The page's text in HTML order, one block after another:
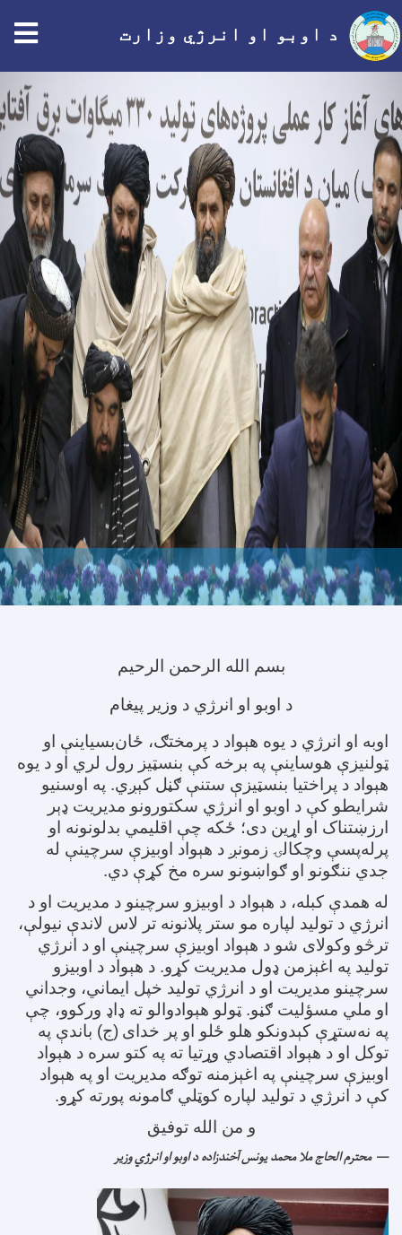
منځپانګه
دانګل
د اوبو او انرژي وزارت
بسم الله الرحمن الرحیم
د اوبو او انرژي د وزیر پیغام
اوبه او انرژي د یوه هېواد د پرمختګ، ځان‌بسیاینې او
ټولنیزې هوساینې په برخه کې بنسټیز رول لري او د یوه
هېواد د پراختیا بنسټیزې ستنې ګڼل کېږي. په اوسنیو
شرایطو کې د اوبو او انرژي سکتورونو مدیریت ډېر
ارزښتناک او اړین دی؛ ځکه چې اقلیمي بدلونونه او
پرله‌پسې وچکالۍ زمونږ د هېواد اوبیزې سرچینې له
جدي ننګونو او ګواښونو سره مخ کړې دي.
له همدې کبله، د هېواد د اوبیزو سرچینو د مدیریت او د
انرژي د تولید لپاره مو ستر پلانونه تر لاس لاندې نیولې،
ترڅو وکولای شو د هېواد اوبیزې سرچینې او د انرژي
تولید په اغېزمن ډول مدیریت کړو. د هېواد د اوبیزو
سرچینو مدیریت او د انرژي تولید خپل ایماني، وجداني
او ملي مسؤلیت ګڼو. ټولو هېوادوالو ته ډاډ ورکوو، چې
په نه‌ستړې کېدونکو هلو ځلو او پر خدای (ج) باندې په
توکل او د هېواد اقتصادي وړتیا ته په کتو سره د هېواد
اوبیزې سرچینې په اغېزمنه توګه مدیریت او په هېواد
کې د انرژي د تولید لپاره کوټلي ګامونه پورته کړو.
و من الله توفیق
محترم الحاج ملا محمد یونس آخندزاده د اوبو او انرژي وزیر